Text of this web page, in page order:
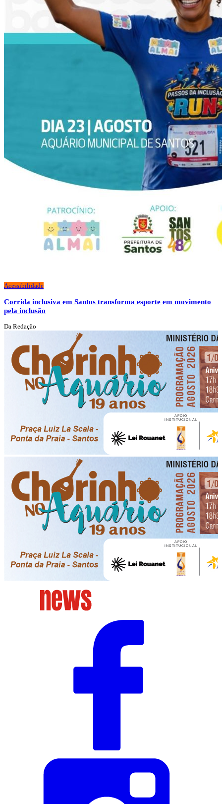
Acessibilidade
Corrida inclusiva em Santos transforma esporte em movimento
pela inclusão
Da Redação